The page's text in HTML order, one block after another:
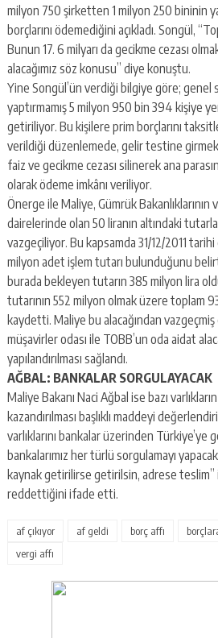
milyon 750 şirketten 1 milyon 250 bininin
borçlarını ödemediğini açıkladı. Songül,
Bunun 17. 6 milyarı da gecikme cezası
alacağımız söz konusu” diye konuştu.
Yine Songül’ün verdiği bilgiye göre; genel
yaptırmamış 5 milyon 950 bin 394 kişiye
getiriliyor. Bu kişilere prim borçlarını
verildiği düzenlemede, gelir testine
faiz ve gecikme cezası silinerek ana
olarak ödeme imkânı veriliyor.
Önerge ile Maliye, Gümrük Bakanlıklarının
dairelerinde olan 50 liranın altındaki
vazgeçiliyor. Bu kapsamda 31/12/2011
milyon adet işlem tutarı bulunduğunu
burada bekleyen tutarın 385 milyon lira
tutarının 552 milyon olmak üzere toplam
kaydetti. Maliye bu alacağından vazgeçmiş
müşavirler odası ile TOBB’un oda aidat
yapılandırılması sağlandı.
AĞBAL: BANKALAR SORGULAYACAK
Maliye Bakanı Naci Ağbal ise bazı
kazandırılması başlıklı maddeyi
varlıklarını bankalar üzerinden Türkiye’ye
bankalarımız her türlü sorgulamayı
kaynak getirilirse getirilsin, adrese teslim”
reddettiğini ifade etti.
af çıkıyor af geldi borç affı
vergi affı